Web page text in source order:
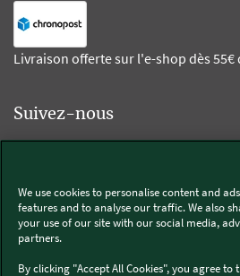
Livraison offerte sur l'e-shop dès 55€
Suivez-nous
Thermomix®
We use cookies to personalise content and
features and to analyse our traffic. We also
your use of our site with our social media,
partners.
By clicking "Accept All Cookies", you agree to